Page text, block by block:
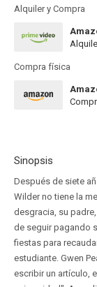
Alquiler y Compra
Compra física
Sinopsis
Después de siete
Wilder no tiene la
desgracia, su
de seguir pagando
fiestas para
estudiante. Gwen
escribir un artículo,